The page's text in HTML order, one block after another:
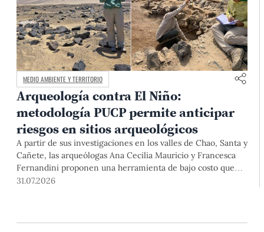
MEDIO AMBIENTE Y TERRITORIO
Arqueología contra El Niño:
metodología PUCP permite anticipar
riesgos en sitios arqueológicos
A partir de sus investigaciones en los valles de Chao, Santa y
Cañete, las arqueólogas Ana Cecilia Mauricio y Francesca
Fernandini proponen una herramienta de bajo costo que
combina datos abiertos, mapas, sistemas de información
31.07.2026